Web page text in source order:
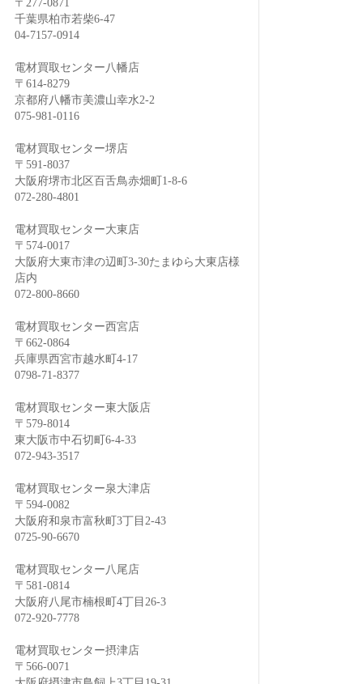
〒277-0871
千葉県柏市若柴6-47
04-7157-0914
電材買取センター八幡店
〒614-8279
京都府八幡市美濃山幸水2-2
075-981-0116
電材買取センター堺店
〒591-8037
大阪府堺市北区百舌鳥赤畑町1-8-6
072-280-4801
電材買取センター大東店
〒574-0017
大阪府大東市津の辺町3-30たまゆら大東店様
店内
072-800-8660
電材買取センター西宮店
〒662-0864
兵庫県西宮市越水町4-17
0798-71-8377
電材買取センター東大阪店
〒579-8014
東大阪市中石切町6-4-33
072-943-3517
電材買取センター泉大津店
〒594-0082
大阪府和泉市富秋町3丁目2-43
0725-90-6670
電材買取センター八尾店
〒581-0814
大阪府八尾市楠根町4丁目26-3
072-920-7778
電材買取センター摂津店
〒566-0071